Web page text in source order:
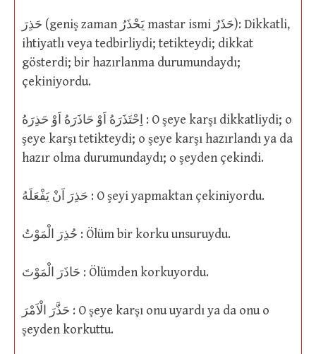
حَذِرَ (geniş zaman يَحْذَرُ mastar ismi حَذَرٌ): Dikkatli,
ihtiyatlı veya tedbirliydi; tetikteydi; dikkat
gösterdi; bir hazırlanma durumundaydı;
çekiniyordu.
اِحْتَذَرَهُ اَوْ حَاذَرَهُ اَوْ حَذِرَهُ : O şeye karşı dikkatliydi; o
şeye karşı tetikteydi; o şeye karşı hazırlandı ya da
hazır olma durumundaydı; o şeyden çekindi.
حَذِرَ اَنْ يَفْعَلَهُ : O şeyi yapmaktan çekiniyordu.
حُذِرَ الْمَوْتُ : Ölüm bir korku unsuruydu.
حَاذَرَ الْمَوْتَ : Ölümden korkuyordu.
حَذَّرَ الْاَمْرَ : O şeye karşı onu uyardı ya da onu o
şeyden korkuttu.